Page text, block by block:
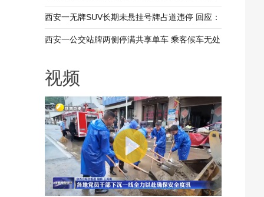
装修押金抵扣物业费 兴平市住建局：已责令物业
整改
西安一无牌SUV长期未悬挂号牌占道违停 回应：
驾驶人被记9分罚款200元
西安一公交站牌两侧停满共享单车 乘客候车无处
视频